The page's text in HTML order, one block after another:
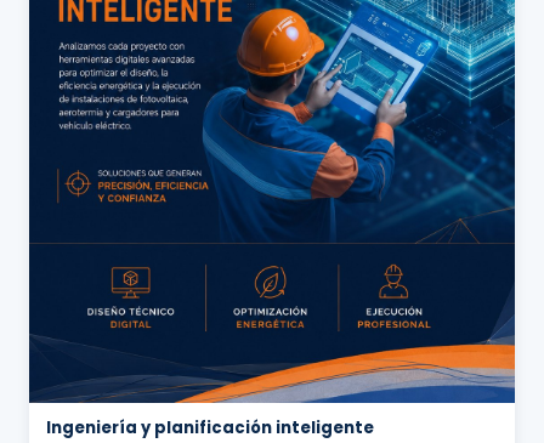
Ingeniería y planificación inteligente